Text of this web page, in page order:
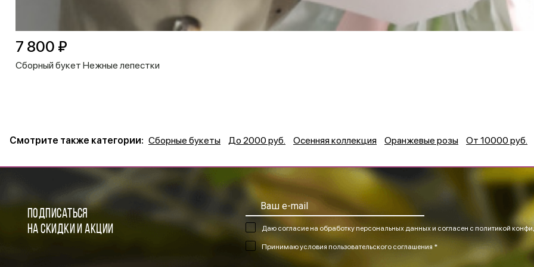
Сборный букет Нежные лепестки
7 800 ₽
Смотрите также категории: Сборные букеты До 2000 руб. Осенняя коллекция Оранжевые розы От 10000 руб.
ПОДПИСАТЬСЯ
НА СКИДКИ И АКЦИИ
Даю согласие на обработку персональных данных и согласен с политикой
Принимаюусловия пользовательского соглашения *